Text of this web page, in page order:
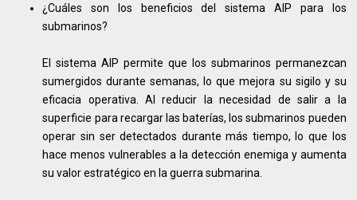
¿Cuáles son los beneficios del sistema AIP para los
submarinos?
El sistema AIP permite que los submarinos permanezcan
sumergidos durante semanas, lo que mejora su sigilo y su
eficacia operativa. Al reducir la necesidad de salir a la
superficie para recargar las baterías, los submarinos pueden
operar sin ser detectados durante más tiempo, lo que los
hace menos vulnerables a la detección enemiga y aumenta
su valor estratégico en la guerra submarina.